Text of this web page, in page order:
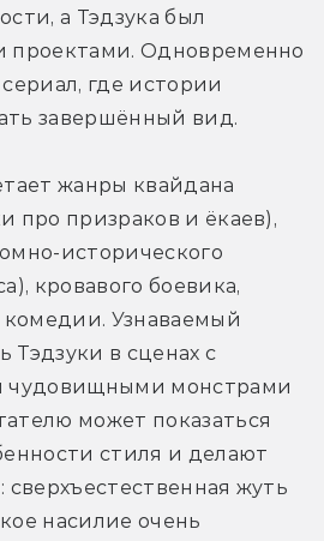
а Тэдзука был
проектами. Одновременно
где истории
завершённый вид.
жанры квайдана
про призраков и ёкаев),
исторического
кровавого боевика,
Узнаваемый
в сценах с
чудовищными монстрами
может показаться
стиля и делают
сверхъестественная жуть
насилие очень